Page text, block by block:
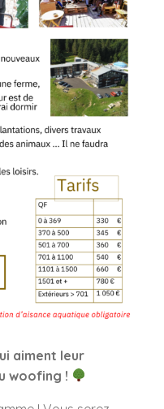
aiment leur
woofing !